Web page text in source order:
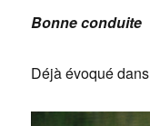
Bonne conduite
Déjà évoqué dans